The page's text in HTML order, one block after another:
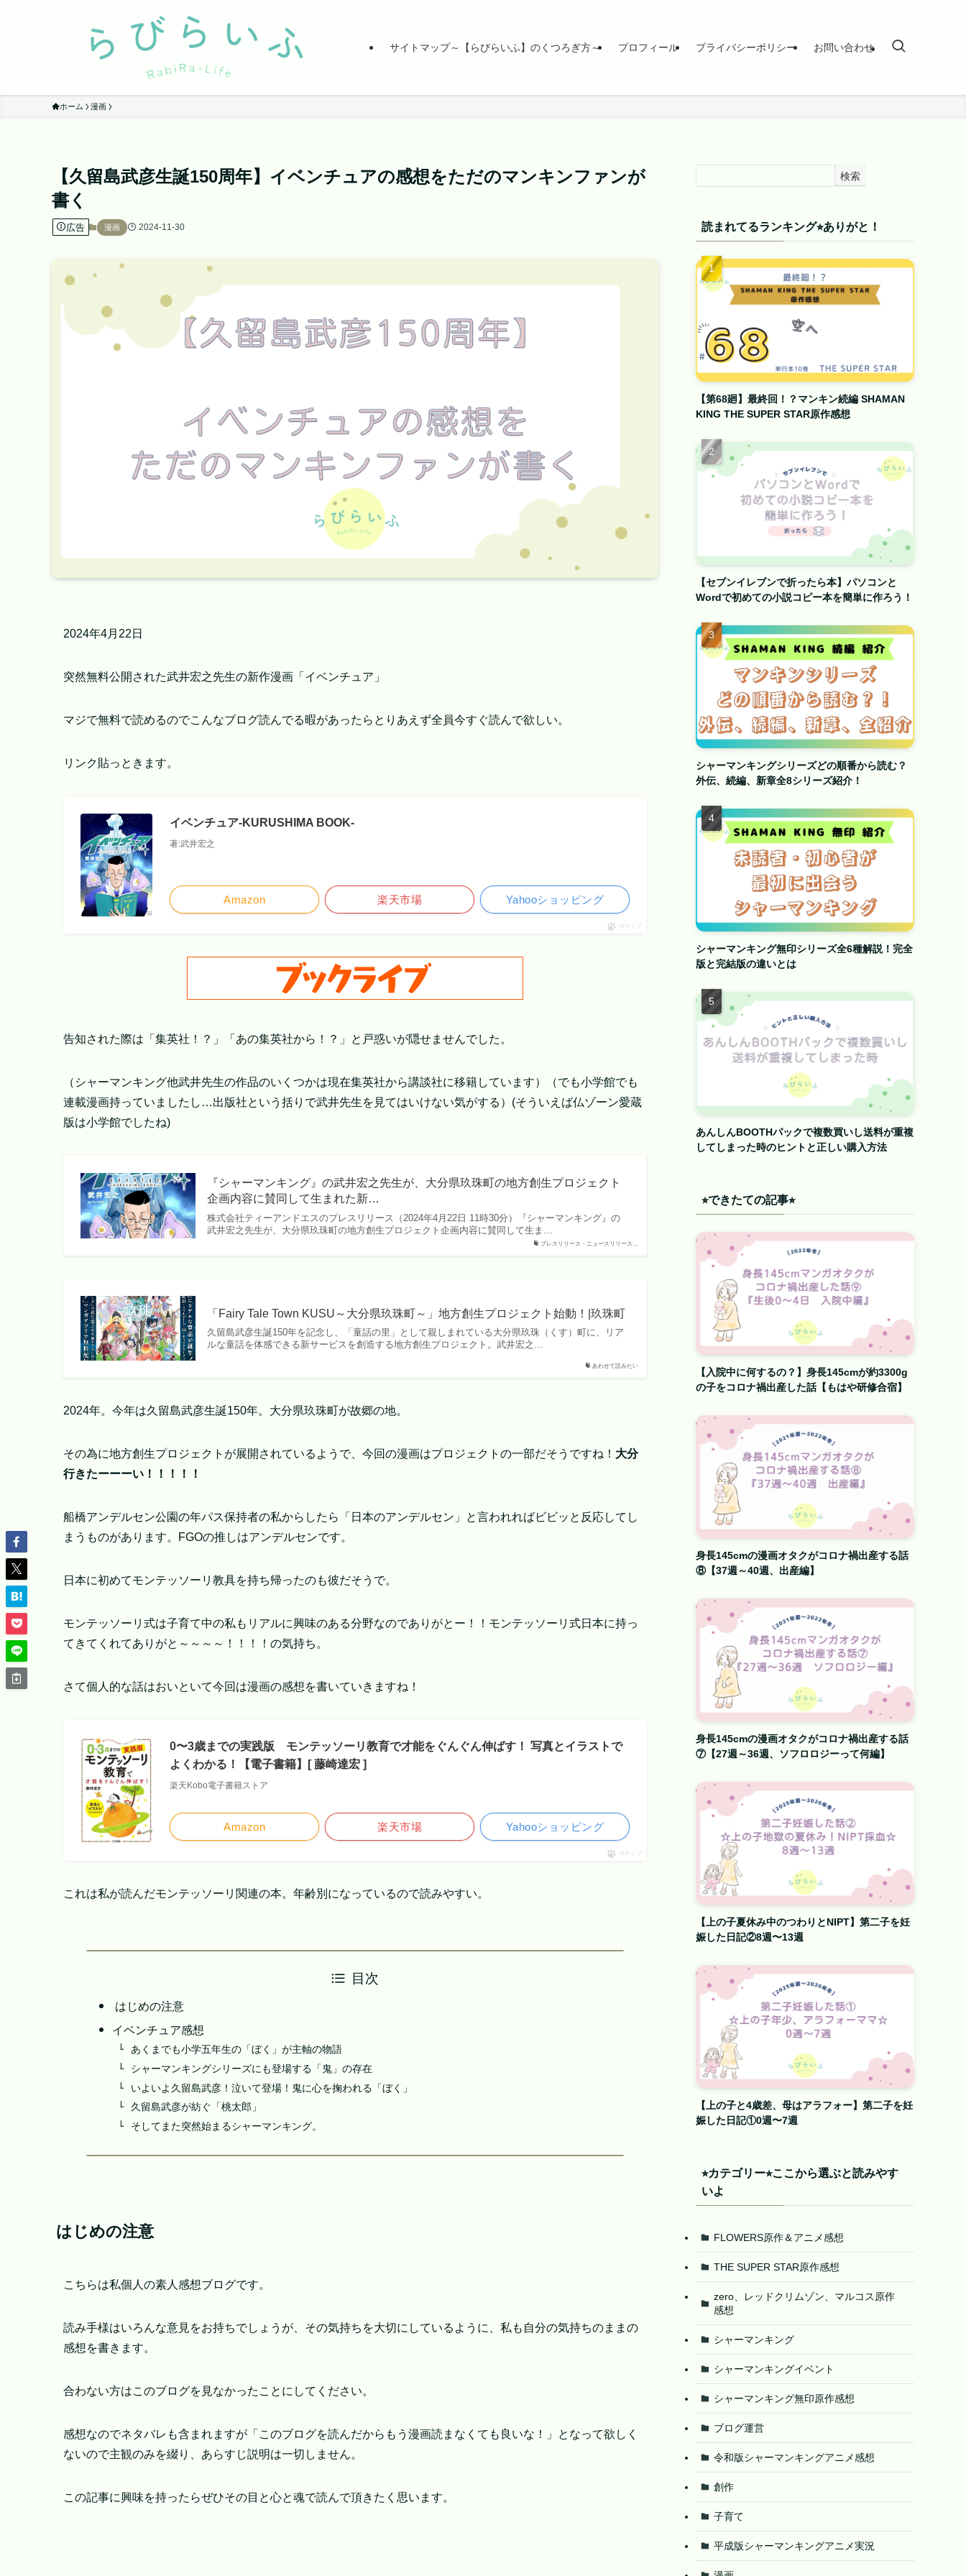
サイトマップ～【らびらいふ】のくつろぎ方～ プロフィール プライバシーポリシー お問い合わせ
ホーム 漫画
【久留島武彦生誕150周年】イベンチュアの感想をただのマンキンファンが
書く
広告 漫画 2024-11-30
2024年4月22日
突然無料公開された武井宏之先生の新作漫画「イベンチュア」
マジで無料で読めるのでこんなブログ読んでる暇があったらとりあえず全員今すぐ読んで欲しい。
リンク貼っときます。
イベンチュア-KURUSHIMA BOOK-
著:武井宏之
Amazon 楽天市場 Yahooショッピング
ポチップ
告知された際は「集英社！？」「あの集英社から！？」と戸惑いが隠せませんでした。
（シャーマンキング他武井先生の作品のいくつかは現在集英社から講談社に移籍しています）（でも小学館でも
連載漫画持っていましたし…出版社という括りで武井先生を見てはいけない気がする）(そういえば仏ゾーン愛蔵
版は小学館でしたね)
プレスリリース・ニュースリリース…
『シャーマンキング』の武井宏之先生が、大分県玖珠町の地方創生プロジェクト
企画内容に賛同して生まれた新…
株式会社ティーアンドエスのプレスリリース（2024年4月22日 11時30分）『シャーマンキング』の
武井宏之先生が、大分県玖珠町の地方創生プロジェクト企画内容に賛同して生ま…
あわせて読みたい
「Fairy Tale Town KUSU～大分県玖珠町～」地方創生プロジェクト始動！|玖珠町
久留島武彦生誕150年を記念し、「童話の里」として親しまれている大分県玖珠（くす）町に、リア
ルな童話を体感できる新サービスを創造する地方創生プロジェクト。武井宏之…
2024年。今年は久留島武彦生誕150年。大分県玖珠町が故郷の地。
その為に地方創生プロジェクトが展開されているようで、今回の漫画はプロジェクトの一部だそうですね！ 大分
行きたーーーい！！！！！
船橋アンデルセン公園の年パス保持者の私からしたら「日本のアンデルセン」と言われればビビッと反応してし
まうものがあります。FGOの推しはアンデルセンです。
日本に初めてモンテッソーリ教具を持ち帰ったのも彼だそうで。
モンテッソーリ式は子育て中の私もリアルに興味のある分野なのでありがとー！！モンテッソーリ式日本に持っ
てきてくれてありがと～～～～！！！！の気持ち。
さて個人的な話はおいといて今回は漫画の感想を書いていきますね！
0〜3歳までの実践版 モンテッソーリ教育で才能をぐんぐん伸ばす！ 写真とイラストで
よくわかる！【電子書籍】[ 藤崎達宏 ]
楽天Kobo電子書籍ストア
Amazon 楽天市場 Yahooショッピング
ポチップ
これは私が読んだモンテッソーリ関連の本。年齢別になっているので読みやすい。
目次
はじめの注意
イベンチュア感想
あくまでも小学五年生の「ぼく」が主軸の物語
シャーマンキングシリーズにも登場する「鬼」の存在
いよいよ久留島武彦！泣いて登場！鬼に心を掬われる「ぼく」
久留島武彦が紡ぐ「桃太郎」
そしてまた突然始まるシャーマンキング。
はじめの注意
こちらは私個人の素人感想ブログです。
読み手様はいろんな意見をお持ちでしょうが、その気持ちを大切にしているように、私も自分の気持ちのままの
感想を書きます。
合わない方はこのブログを見なかったことにしてください。
感想なのでネタバレも含まれますが「このブログを読んだからもう漫画読まなくても良いな！」となって欲しく
ないので主観のみを綴り、あらすじ説明は一切しません。
この記事に興味を持ったらぜひその目と心と魂で読んで頂きたく思います。
検索
読まれてるランキング⭐︎ありがと！
【第68廻】最終回！？マンキン続編 SHAMAN
KING THE SUPER STAR原作感想
【セブンイレブンで折ったら本】パソコンと
Wordで初めての小説コピー本を簡単に作ろう！
シャーマンキングシリーズどの順番から読む？
外伝、続編、新章全8シリーズ紹介！
シャーマンキング無印シリーズ全6種解説！完全
版と完結版の違いとは
あんしんBOOTHパックで複数買いし送料が重複
してしまった時のヒントと正しい購入方法
⭐︎できたての記事⭐︎
【入院中に何するの？】身長145cmが約3300g
の子をコロナ禍出産した話【もはや研修合宿】
身長145cmの漫画オタクがコロナ禍出産する話
⑧【37週～40週、出産編】
身長145cmの漫画オタクがコロナ禍出産する話
⑦【27週～36週、ソフロロジーって何編】
【上の子夏休み中のつわりとNIPT】第二子を妊
娠した日記②8週〜13週
【上の子と4歳差、母はアラフォー】第二子を妊
娠した日記①0週〜7週
⭐︎カテゴリー⭐︎ここから選ぶと読みやす
いよ
FLOWERS原作＆アニメ感想
THE SUPER STAR原作感想
zero、レッドクリムゾン、マルコス原作
感想
シャーマンキング
シャーマンキングイベント
シャーマンキング無印原作感想
ブログ運営
令和版シャーマンキングアニメ感想
創作
子育て
平成版シャーマンキングアニメ実況